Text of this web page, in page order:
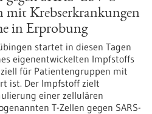
mit Krebserkrankungen
in Erprobung
startet in diesen Tagen
eigenentwickelten Impfstoffs
für Patientengruppen mit
ist. Der Impfstoff zielt
einer zellulären
T-Zellen gegen SARS-